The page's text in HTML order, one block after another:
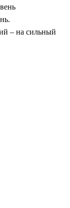
– на сильный